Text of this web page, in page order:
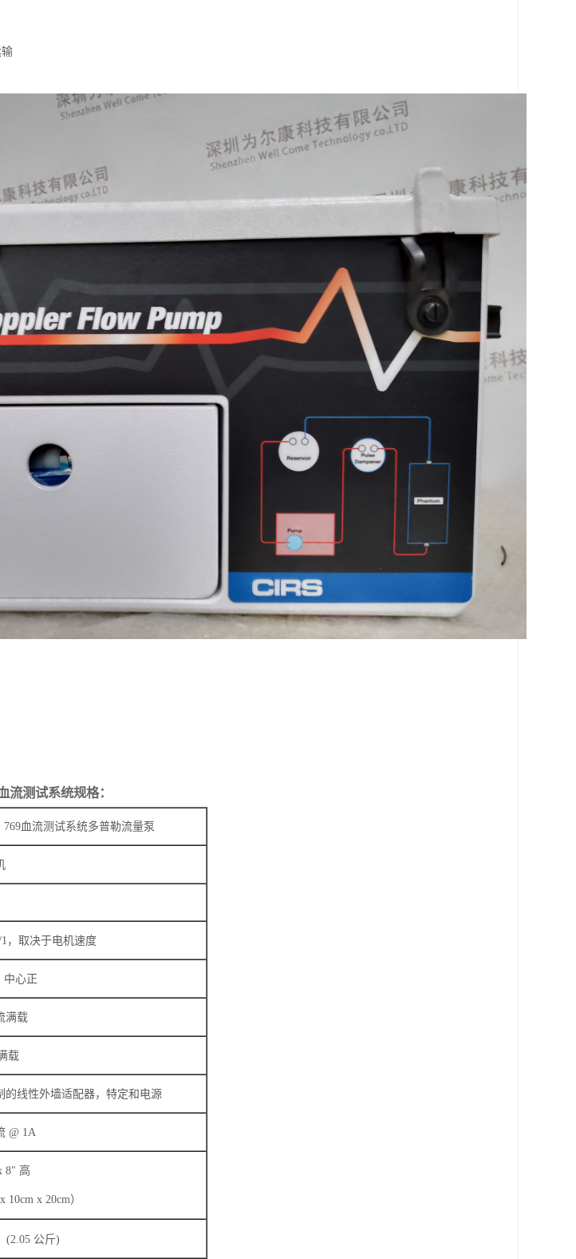
流测试系统规格：
769血流测试系统多普勒流量泵
1，取决于电机速度
中心正
满载
载
的线性外墙适配器，特定和电源
@ 1A
8" 高
10cm x 20cm）
(2.05 公斤)